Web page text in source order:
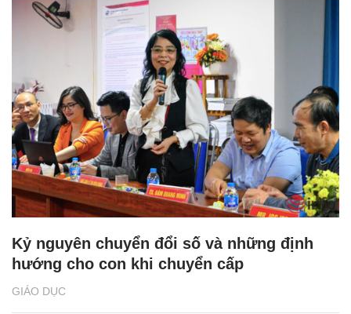
GIÁO DỤC
Kỷ nguyên chuyển đổi số và những định
hướng cho con khi chuyển cấp